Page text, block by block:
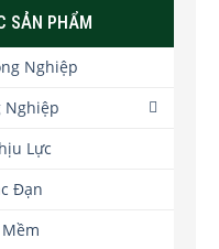
SẢN PHẨM
Nghiệp
Nghiệp
Lực
Đạn